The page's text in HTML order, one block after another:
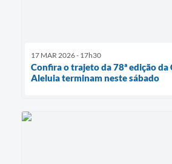
17 MAR 2026 - 17h30
Confira o trajeto da 78ª edição da
Aleluia terminam neste sábado